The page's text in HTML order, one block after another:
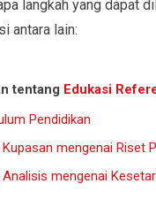
langkah yang dapat
antara lain:
tentang Edukasi
Pendidikan
Kupasan mengenai Riset
Analisis mengenai